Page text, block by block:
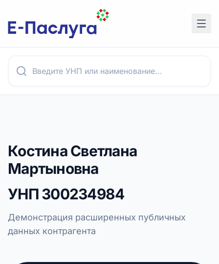
Костина Светлана
Мартыновна
УНП300234984
Демонстрация расширенных публичных
данных контрагента